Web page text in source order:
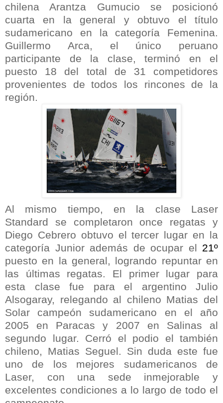
chilena Arantza Gumucio se posicionó
cuarta en la general y obtuvo el título
sudamericano en la categoría Femenina.
Guillermo Arca, el único peruano
participante de la clase, terminó en el
puesto 18 del total de 31 competidores
provenientes de todos los rincones de la
región.
Al mismo tiempo, en la clase Laser
Standard se completaron once regatas y
Diego Cebrero obtuvo el tercer lugar en la
categoría Junior además de ocupar el 21º
puesto en la general, logrando repuntar en
las últimas regatas. El primer lugar para
esta clase fue para el argentino Julio
Alsogaray, relegando al chileno Matias del
Solar campeón sudamericano en el año
2005 en Paracas y 2007 en Salinas al
segundo lugar. Cerró el podio el también
chileno, Matias Seguel. Sin duda este fue
uno de los mejores sudamericanos de
Laser, con una sede inmejorable y
excelentes condiciones a lo largo de todo el